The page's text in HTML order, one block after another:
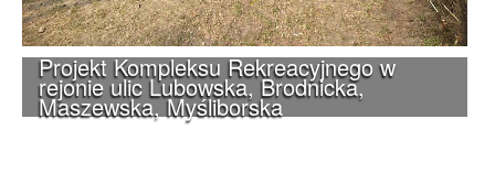
Projekt Kompleksu Rekreacyjnego w
rejonie ulic Lubowska, Brodnicka,
Maszewska, Myśliborska